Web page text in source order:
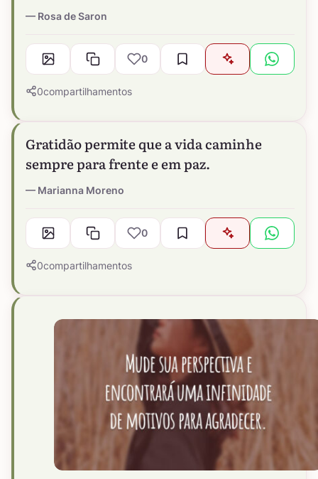
Rosa de Saron
0
0compartilhamentos
Gratidão permite que a vida caminhe
sempre para frente e em paz.
Marianna Moreno
0
0compartilhamentos